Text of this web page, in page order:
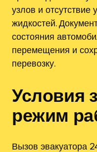
узлов и отсутствие
жидкостей.
состояния
перемещения и
перевозку.
Условия
режим
Вызов эвакуатора